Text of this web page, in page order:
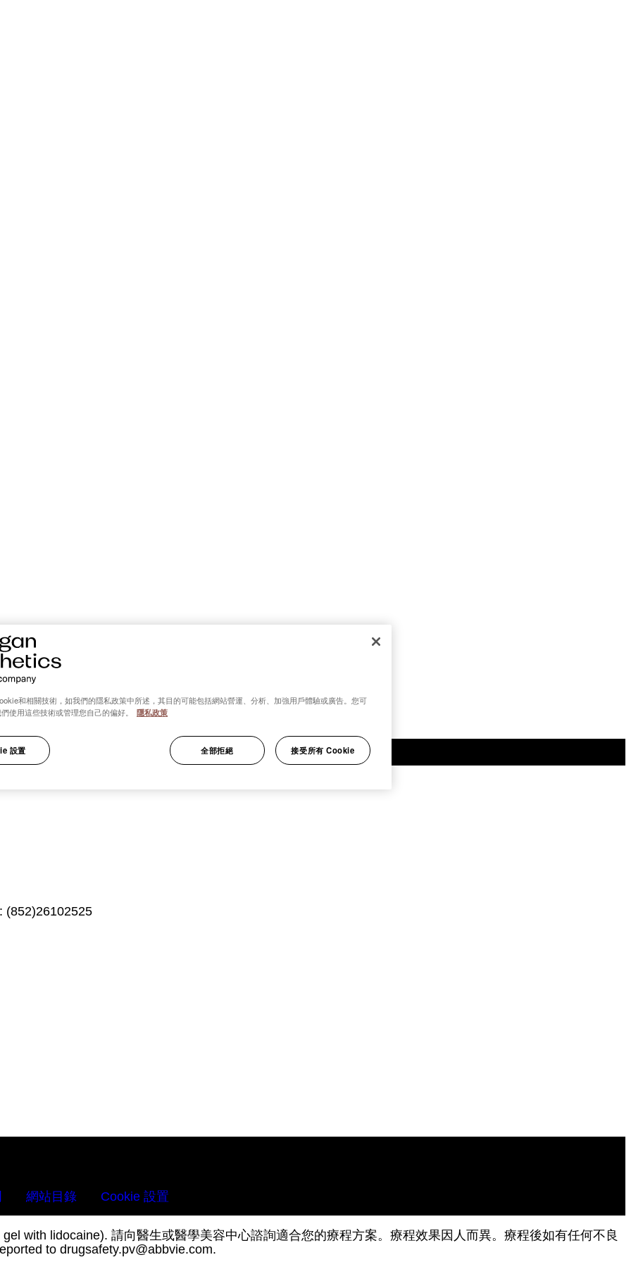
(852)26102525
網站目錄 Cookie 設置
with lidocaine). 請向醫生或醫學美容中心諮詢適合您的療程方案。療程效果因人而異。療程後如有任何不良
to drugsafety.pv@abbvie.com.
和相關技術，如我們的隱私政策中所述，其目的可能包括網站營運、分析、加強用戶體驗或廣告。您可
使用這些技術或管理您自己的偏好。
隱私政策
全部拒絕 接受所有 Cookie
設置